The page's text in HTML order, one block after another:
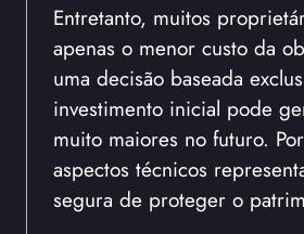
Entretanto, muitos
apenas o menor custo da
uma decisão baseada
investimento inicial pode
muito maiores no futuro.
aspectos técnicos
segura de proteger o